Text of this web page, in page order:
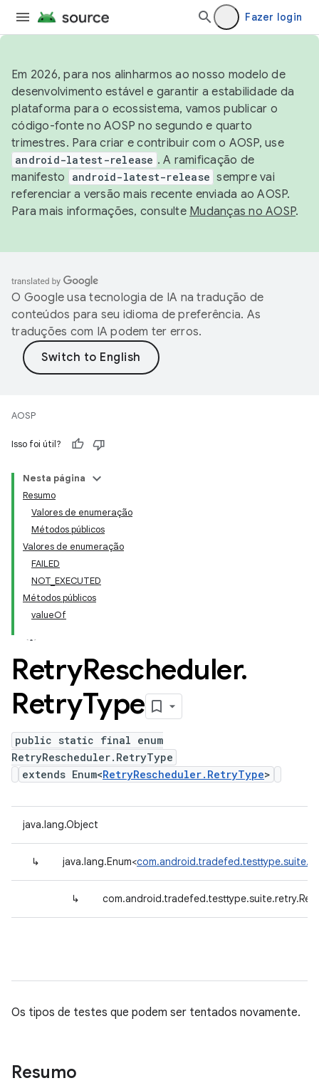
Fazer login
Em 2026, para nos alinharmos ao nosso modelo de
desenvolvimento estável e garantir a estabilidade da
plataforma para o ecossistema, vamos publicar o
código-fonte no AOSP no segundo e quarto
trimestres. Para criar e contribuir com o AOSP, use
android-latest-release . A ramificação de
manifesto
android-latest-release sempre vai
referenciar a versão mais recente enviada ao AOSP.
Para mais informações, consulte Mudanças no AOSP.
O Google usa tecnologia de IA na tradução de
conteúdos para seu idioma de preferência. As
traduções com IA podem ter erros.
AOSP
Isso foi útil?
Nesta página
Resumo
Valores de enumeração
Métodos públicos
Valores de enumeração
FAILED
NOT_EXECUTED
Métodos públicos
valueOf
RetryRescheduler.
RetryType
public static final enum
RetryRescheduler.RetryType
extends Enum<RetryRescheduler.RetryType>
java.lang.Object
↳ java.lang.Enum<
↳
Os tipos de testes que podem ser tentados novamente.
Resumo